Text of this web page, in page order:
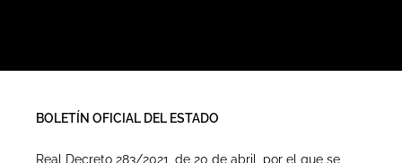
BOLETÍN OFICIAL DEL ESTADO
Real Decreto 283/2021, de 20 de abril, por el que se